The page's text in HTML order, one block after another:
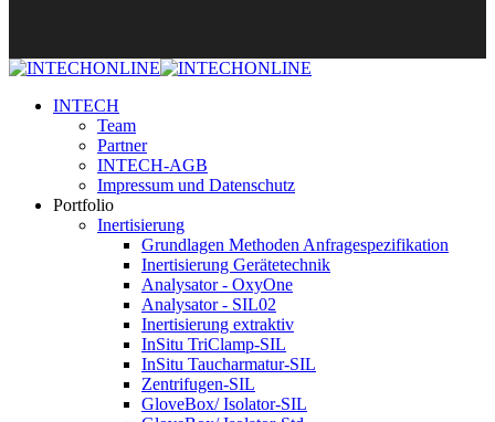
INTECH
Team
Partner
INTECH-AGB
Impressum und Datenschutz
Portfolio
Inertisierung
Grundlagen Methoden Anfragespezifikation
Inertisierung Gerätetechnik
Analysator - OxyOne
Analysator - SIL02
Inertisierung extraktiv
InSitu TriClamp-SIL
InSitu Taucharmatur-SIL
Zentrifugen-SIL
GloveBox/ Isolator-SIL